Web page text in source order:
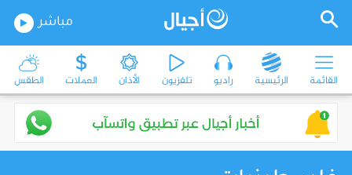
مباشر
القائمة الرئيسية راديو تلفزيون الأذان العملات الطقس